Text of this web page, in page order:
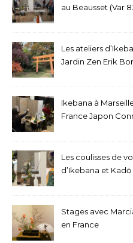
au Beausset (Var
Les ateliers
Jardin Zen Erik
Ikebana à
France Japon
Les coulisses de
d’Ikebana et Kadō
Stages avec
en France